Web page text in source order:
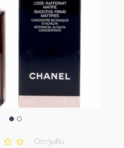
Отзиви